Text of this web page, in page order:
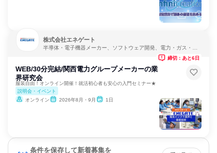
株式会社エネゲート
半導体・電子機器メーカー、ソフトウェア開発、電力・ガス・水
WEB/30分完結/関西電力グループメーカーの業
界研究会
服装自由！オンライン開催！就活初心者も安心の入門セミナー★
説明会・イベント
オンライン
2026年8月・9月 1日
締切：あと6日
条件を保存して新着募集を